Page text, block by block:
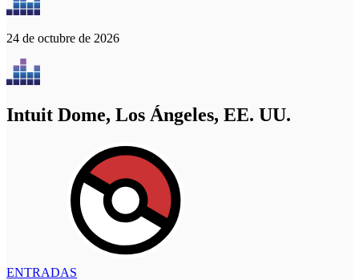
24 de octubre de 2026
Intuit Dome, Los Ángeles, EE. UU.
ENTRADAS